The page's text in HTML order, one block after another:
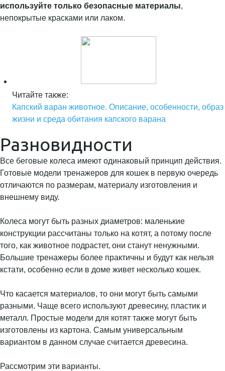
используйте только безопасные материалы,
непокрытые красками или лаком.
Читайте также:
Капский варан животное. Описание, особенности, образ
жизни и среда обитания капского варана
Разновидности
Все беговые колеса имеют одинаковый принцип действия.
Готовые модели тренажеров для кошек в первую очередь
отличаются по размерам, материалу изготовления и
внешнему виду.
Колеса могут быть разных диаметров: маленькие
конструкции рассчитаны только на котят, а потому после
того, как животное подрастет, они станут ненужными.
Большие тренажеры более практичны и будут как нельзя
кстати, особенно если в доме живет несколько кошек.
Что касается материалов, то они могут быть самыми
разными. Чаще всего используют древесину, пластик и
металл. Простые модели для котят также могут быть
изготовлены из картона. Самым универсальным
вариантом в данном случае считается древесина.
Рассмотрим эти варианты.